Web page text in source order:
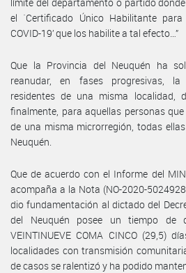
el ´Certificado Único Habilitante
COVID-19’ que los habilite a tal efecto…”
Que la Provincia del Neuquén ha
reanudar, en fases progresivas,
residentes de una misma localidad,
finalmente, para aquellas personas
de una misma microrregión, todas
Neuquén.
Que de acuerdo con el Informe del
acompaña a la Nota (NO-2020-
dio fundamentación al dictado del
del Neuquén posee un tiempo de
VEINTINUEVE COMA CINCO (29,5)
localidades con transmisión
de casos se ralentizó y ha podido